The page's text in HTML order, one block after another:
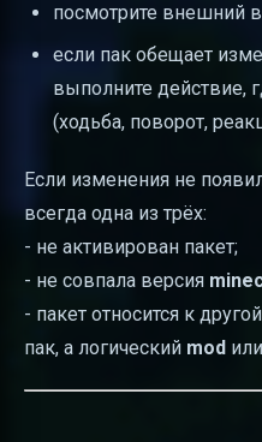
посмотрите внешний
если пак обещает
выполните действие,
(ходьба, поворот,
Если изменения не
всегда одна из трёх:
- не активирован пакет;
- не совпала версия
- пакет относится к
пак, а логический mod